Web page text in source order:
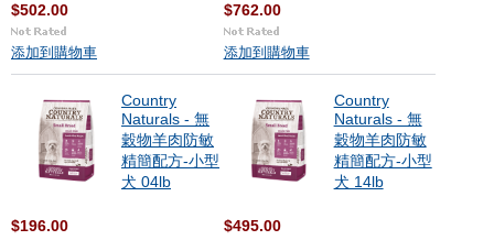
$502.00
添加到購物車
$762.00
添加到購物車
Country
Naturals - 無
穀物羊肉防敏
精簡配方-小型
犬 04lb
$196.00
Country
Naturals - 無
穀物羊肉防敏
精簡配方-小型
犬 14lb
$495.00